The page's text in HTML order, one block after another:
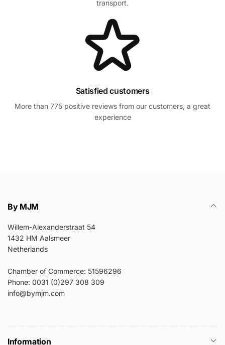
transport.
Satisfied customers
More than 775 positive reviews from our customers, a great
experience
By MJM
Willem-Alexanderstraat 54
1432 HM Aalsmeer
Netherlands
Chamber of Commerce: 51596296
Phone: 0031 (0)297 308 309
info@bymjm.com
Information